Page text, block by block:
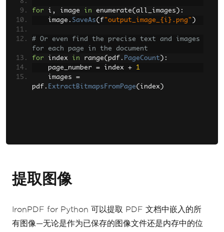
for i , image in enumerate( all_images ):
    image
. SaveAs( f "output_image_{i}.png" )
# Or even find the precise text and images
for each page in the document
for index in range( pdf . PageCount ):
    page_number
= index +
1
    images
=
pdf . ExtractBitmapsFromPage( index )
提取图像
IronPDF for Python 可以提取 PDF 文档中嵌入的所
有图像—无论是作为已保存的图像文件还是内存中的位